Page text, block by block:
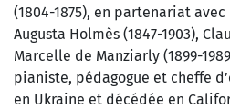
(1804-1875), en partenariat
Augusta Holmès (1847-1903),
Marcelle de Manziarly (1899-
pianiste, pédagogue et cheffe
en Ukraine et décédée en